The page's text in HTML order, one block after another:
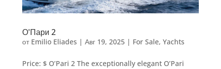
О'Пари 2
от Emilio Eliades | Авг 19, 2025| For Sale, Yachts
Price: $ O’Pari 2 The exceptionally elegant O’Pari